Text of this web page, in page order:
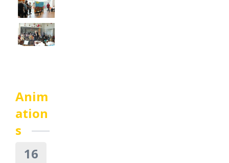
Anim
ation
s
16